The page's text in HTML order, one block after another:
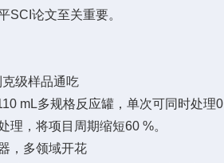
SCI论文至关重要。
级样品通吃
mL多规格反应罐，单次可同时处
理，将项目周期缩短60 %。
，多领域开花